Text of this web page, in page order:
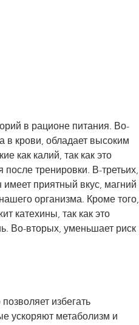
в крови, обладает высоким
как калий, так как это
тренировки. В-третьих,
имеет приятный вкус, магний
организма. Кроме того,
катехины, так как это
Во-вторых, уменьшает риск
избегать
ускоряют метаболизм и